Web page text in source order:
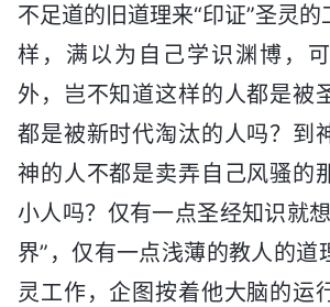
不足道的旧道理来“印证”圣灵
样，满以为自己学识渊博，
外，岂不知道这样的人都是被
都是被新时代淘汰的人吗？到
神的人不都是卖弄自己风骚的
小人吗？仅有一点圣经知识就
界”，仅有一点浅薄的教人的道
灵工作，企图按着他大脑的运